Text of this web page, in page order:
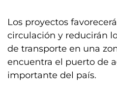
Los proyectos
circulación y reducirán
de transporte en una
encuentra el puerto de
importante del país.